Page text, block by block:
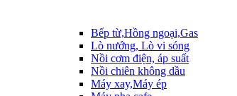
Bếp từ,Hồng ngoại,Gas
Lò nướng, Lò vi sóng
Nồi cơm điện, áp suất
Nồi chiên không dầu
Máy xay,Máy ép